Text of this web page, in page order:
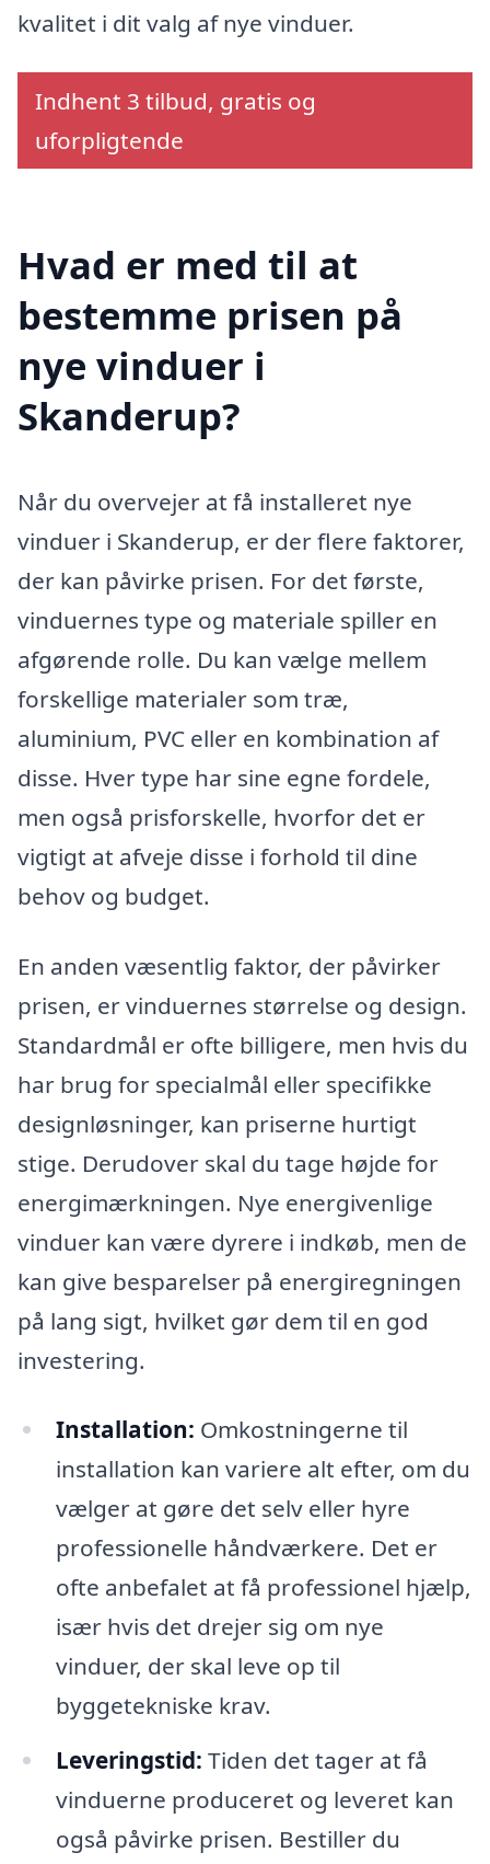
kvalitet i dit valg af nye vinduer.
Indhent 3 tilbud, gratis og
uforpligtende
Hvad er med til at
bestemme prisen på
nye vinduer i
Skanderup?
Når du overvejer at få installeret nye
vinduer i Skanderup, er der flere faktorer,
der kan påvirke prisen. For det første,
vinduernes type og materiale spiller en
afgørende rolle. Du kan vælge mellem
forskellige materialer som træ,
aluminium, PVC eller en kombination af
disse. Hver type har sine egne fordele,
men også prisforskelle, hvorfor det er
vigtigt at afveje disse i forhold til dine
behov og budget.
En anden væsentlig faktor, der påvirker
prisen, er vinduernes størrelse og design.
Standardmål er ofte billigere, men hvis du
har brug for specialmål eller specifikke
designløsninger, kan priserne hurtigt
stige. Derudover skal du tage højde for
energimærkningen. Nye energivenlige
vinduer kan være dyrere i indkøb, men de
kan give besparelser på energiregningen
på lang sigt, hvilket gør dem til en god
investering.
Installation: Omkostningerne til
installation kan variere alt efter, om du
vælger at gøre det selv eller hyre
professionelle håndværkere. Det er
ofte anbefalet at få professionel hjælp,
især hvis det drejer sig om nye
vinduer, der skal leve op til
byggetekniske krav.
Leveringstid: Tiden det tager at få
vinduerne produceret og leveret kan
også påvirke prisen. Bestiller du